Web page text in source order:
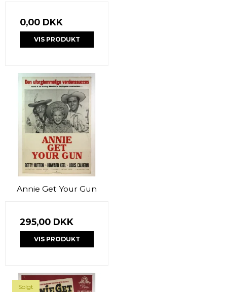
0,00 DKK
VIS PRODUKT
Annie Get Your Gun
295,00 DKK
VIS PRODUKT
Solgt